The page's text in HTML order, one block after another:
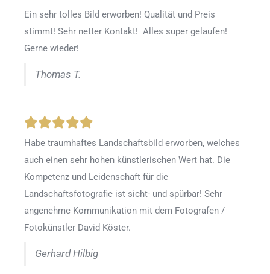
Ein sehr tolles Bild erworben! Qualität und Preis
stimmt! Sehr netter Kontakt! Alles super gelaufen!
Gerne wieder!
Thomas T.
Habe traumhaftes Landschaftsbild erworben, welches
auch einen sehr hohen künstlerischen Wert hat. Die
Kompetenz und Leidenschaft für die
Landschaftsfotografie ist sicht- und spürbar! Sehr
angenehme Kommunikation mit dem Fotografen /
Fotokünstler David Köster.
Gerhard Hilbig